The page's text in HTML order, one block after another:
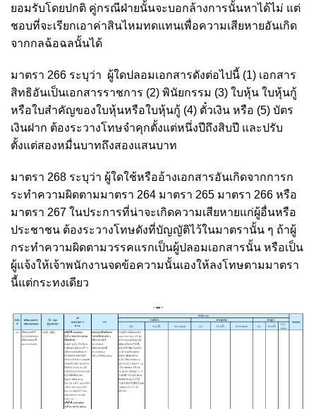
ยอมรับโดยปกติ คู่กรณีฝ่ายนั้นจะบอกล้างการนั้นหาได้ไม่ แต่
ชอบที่จะเรียกเอาค่าสินไหมทดแทนเพื่อความเสียหายอันเกิด
จากกลฉ้อฉลนั้นได้
มาตรา 266 ระบุว่า ผู้ใดปลอมเอกสารดังต่อไปนี้ (1) เอกสาร
สิทธิอันเป็นเอกสารราชการ (2) พินัยกรรม (3) ใบหุ้น ใบหุ้นกู้
หรือใบสำคัญของใบหุ้นหรือใบหุ้นกู้ (4) ตั๋วเงิน หรือ (5) บัตร
เงินฝาก ต้องระวางโทษจำคุกตั้งแต่หนึ่งปีถึงสิบปี และปรับ
ตั้งแต่สองหมื่นบาทถึงสองแสนบาท
มาตรา 268 ระบุว่า ผู้ใดใช้หรืออ้างเอกสารอันเกิดจากการก
ระทำความผิดตามมาตรา 264 มาตรา 265 มาตรา 266 หรือ
มาตรา 267 ในประการที่น่าจะเกิดความเสียหายแก่ผู้อื่นหรือ
ประชาชน ต้องระวางโทษดังที่บัญญัติไว้ในมาตรานั้น ๆ ถ้าผู้
กระทำความผิดตามวรรคแรกเป็นผู้ปลอมเอกสารนั้น หรือเป็น
ผู้แจ้งให้เจ้าพนักงานจดข้อความนั้นเองให้ลงโทษตามมาตรา
นี้แต่กระทงเดียว